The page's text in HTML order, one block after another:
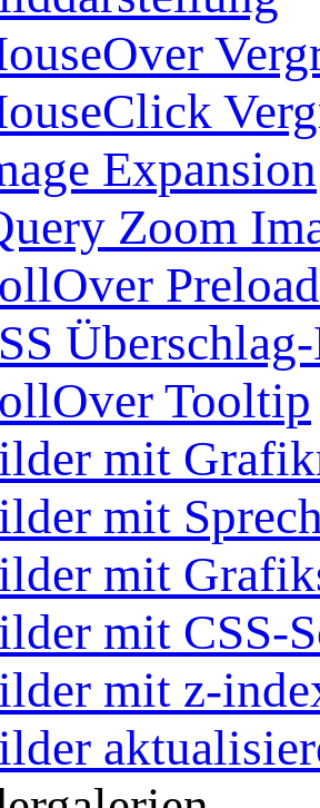
Expansion
Zoom
Preload
Tooltip
mit
mit
mit
mit CSS-
mit z-